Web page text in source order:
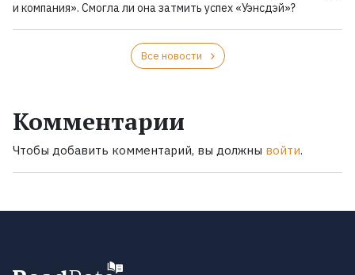
и компания». Смогла ли она затмить успех «Уэнсдэй»?
Все новости
Комментарии
Чтобы добавить комментарий, вы должны войти.